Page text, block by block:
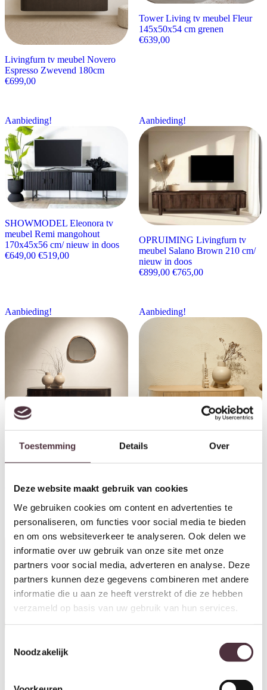
Toestemming Details Over
Deze website maakt gebruik van cookies
We gebruiken cookies om content en advertenties te
personaliseren, om functies voor social media te bieden
en om ons websiteverkeer te analyseren. Ook delen we
informatie over uw gebruik van onze site met onze
partners voor social media, adverteren en analyse. Deze
partners kunnen deze gegevens combineren met andere
informatie die u aan ze heeft verstrekt of die ze hebben
verzameld op basis van uw gebruik van hun services.
Noodzakelijk
Livingfurn tv meubel Novero
Espresso Zwevend 180cm
€699,00
Tower Living tv meubel Fleur
145x50x54 cm grenen
€639,00
Aanbieding!
SHOWMODEL Eleonora tv
meubel Remi mangohout
170x45x56 cm/ nieuw in doos
€649,00 Oorspronkelijke prijs was: €649,00.
€519,00Huidige prijs is: €519,00.
Aanbieding!
OPRUIMING Livingfurn tv
meubel Salano Brown 210 cm/
nieuw in doos
€899,00 Oorspronkelijke prijs
€765,00Huidige prijs is:
Aanbieding!
meubel Noor Walnut 170cm/
649,00 Oorspronkelijke prijs was: €649,00.
€549,00Huidige prijs is: €549,00.
Aanbieding!
meubel Novero 140cm/ nieuw
€699,00Oorspronkelijke prijs
€595,00
Starfurn Tv meubel Solana
Starfurn Tv meubel Solana